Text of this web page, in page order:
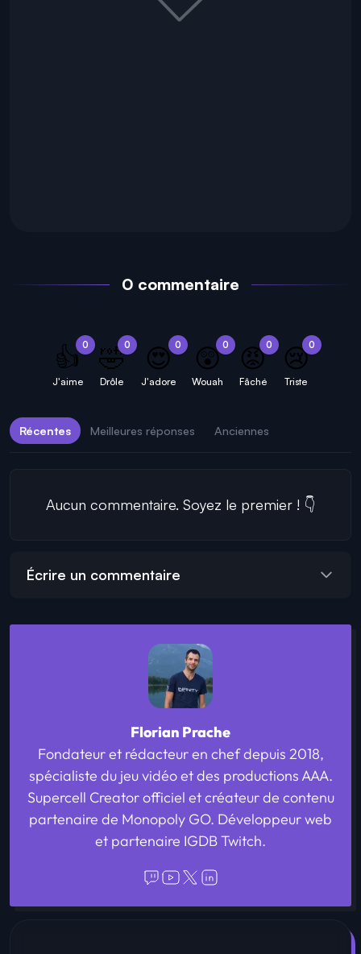
0 commentaire
0
👍
J'aime
0
🤣
Drôle
0
😍
J'adore
0
😲
Wouah
0
😡
Fâché
0
😢
Triste
Récentes Meilleures réponses Anciennes
Aucun commentaire. Soyez le premier ! 👇
Écrire un commentaire
Florian Prache
Fondateur et rédacteur en chef depuis 2018,
spécialiste du jeu vidéo et des productions AAA.
Supercell Creator officiel et créateur de contenu
partenaire de Monopoly GO. Développeur web
et partenaire IGDB Twitch.